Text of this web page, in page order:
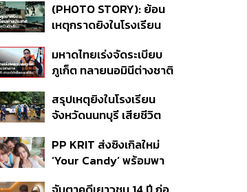
สัมพันธ์สุด Toxic
(PHOTO STORY): ย้อน
เหตุกราดยิงในโรงเรียน
นักเรียน
มหาดไทยเร่งจัดระเบียบ
ภูเก็ต ทลายนอมินีต่างชาติ
ที่ดิน เคลียร์ใบอนุญาต
โรงแรมค้าง 7 ปี
สรุปเหตุยิงในโรงเรียน
จังหวัดนนทบุรี เสียชีวิต
ปมค้นประวัติคดีกราดยิงที่
สหรัฐฯ
PP KRIT ส่งซิงเกิลใหม่
‘Your Candy’ พร้อมพา